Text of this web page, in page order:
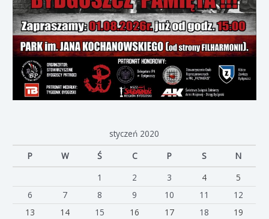
styczeń 2020
P
W Ś C P S
N
1
2 3 4
5
6
7 8 9 10 11
12
13
14 15 16 17 18 19